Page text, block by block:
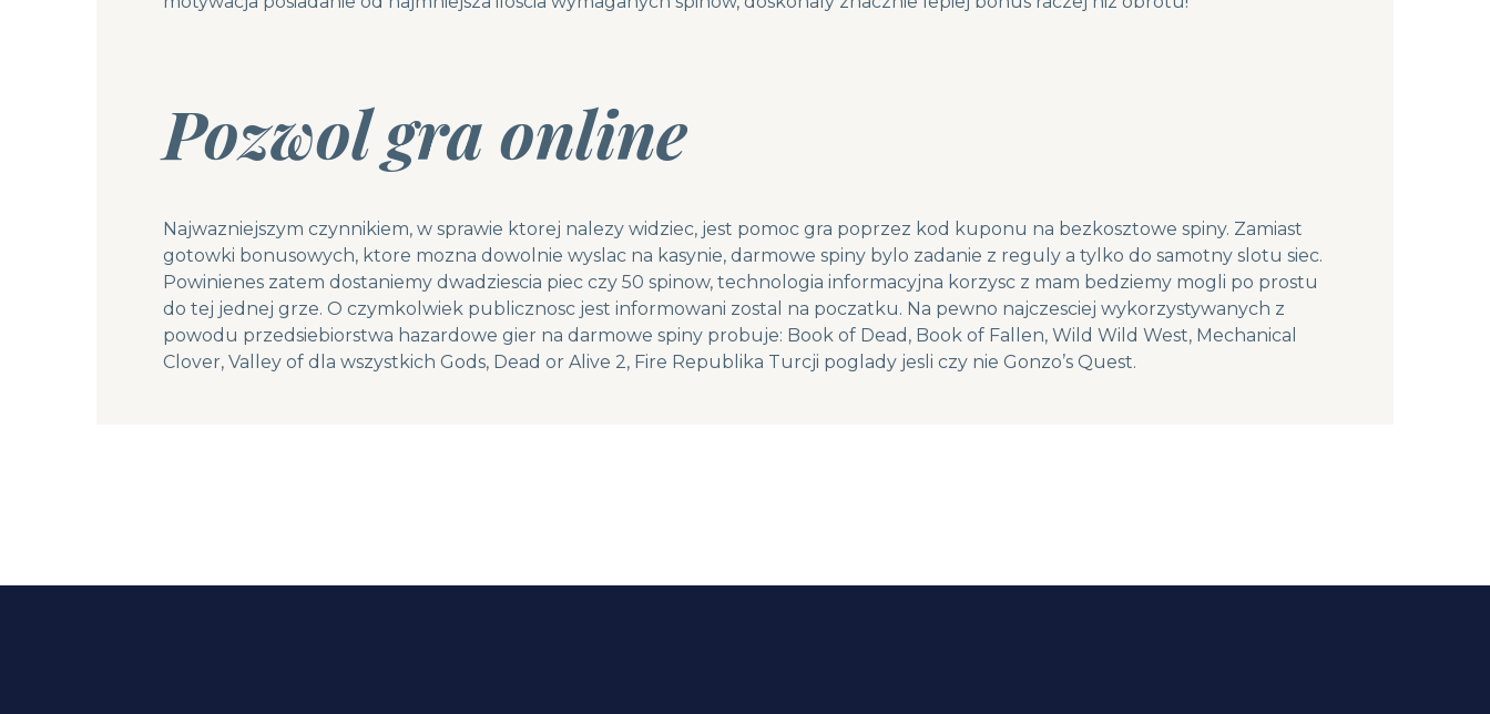
Pozwol gra online
Najwazniejszym czynnikiem, w sprawie ktorej nalezy widziec, jest pomoc gra poprzez kod kuponu na bezkosztowe spiny. Zamiast
gotowki bonusowych, ktore mozna dowolnie wyslac na kasynie, darmowe spiny bylo zadanie z reguly a tylko do samotny slotu siec.
Powinienes zatem dostaniemy dwadziescia piec czy 50 spinow, technologia informacyjna korzysc z mam bedziemy mogli po prostu
do tej jednej grze. O czymkolwiek publicznosc jest informowani zostal na poczatku. Na pewno najczesciej wykorzystywanych z
powodu przedsiebiorstwa hazardowe gier na darmowe spiny probuje: Book of Dead, Book of Fallen, Wild Wild West, Mechanical
Clover, Valley of dla wszystkich Gods, Dead or Alive 2, Fire Republika Turcji poglady jesli czy nie Gonzo’s Quest.